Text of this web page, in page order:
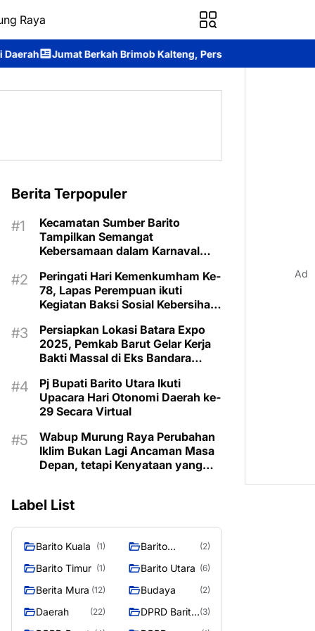
Raya
Brimob Kalteng, Personel Batalyon B Pelopor Berbagi
Berita Terpopuler
Kecamatan Sumber Barito
Tampilkan Semangat
Kebersamaan dalam Karnaval
Peringati Hari Kemenkumham Ke-
78, Lapas Perempuan ikuti
Kegiatan Baksi Sosial Kebersihan
Persiapkan Lokasi Batara Expo
2025, Pemkab Barut Gelar Kerja
Bakti Massal di Eks Bandara
Pj Bupati Barito Utara Ikuti
Upacara Hari Otonomi Daerah ke-
29 Secara Virtual
Wabup Murung Raya Perubahan
Iklim Bukan Lagi Ancaman Masa
Depan, tetapi Kenyataan yang
Label List
Barito Kuala (1)
Barito
(2)
Barito Timur (1) Barito Utara (6)
Berita Mura (12) Budaya (2)
Daerah (22)
DPRD Barito (3)
Ad